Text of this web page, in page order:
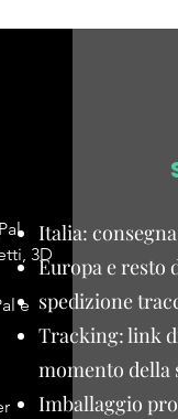
3D
e
Italia:
Europa e resto
spedizione
Tracking: link
momento della
Imballaggio